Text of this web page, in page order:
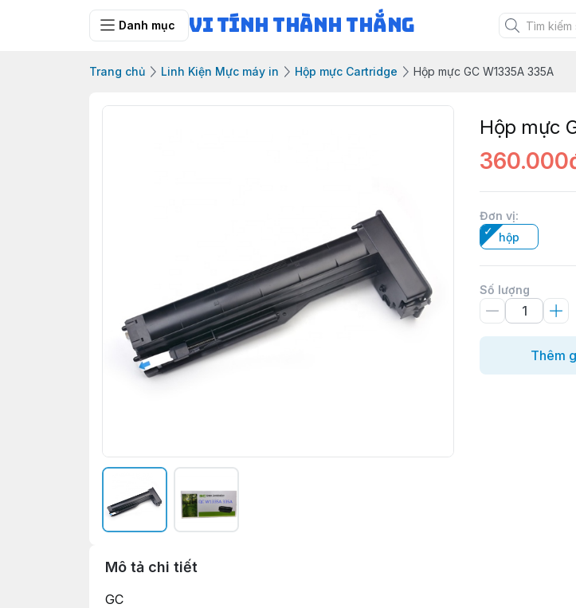
Danh mục Vi Tính Thành Thắng
Trang chủ Linh Kiện Mực máy in Hộp mực Cartridge Hộp mực GC W1335A 335A
Hộp mực
Đơn vị:
hộp
Số lượng
Thêm
Mô tả chi tiết
GC